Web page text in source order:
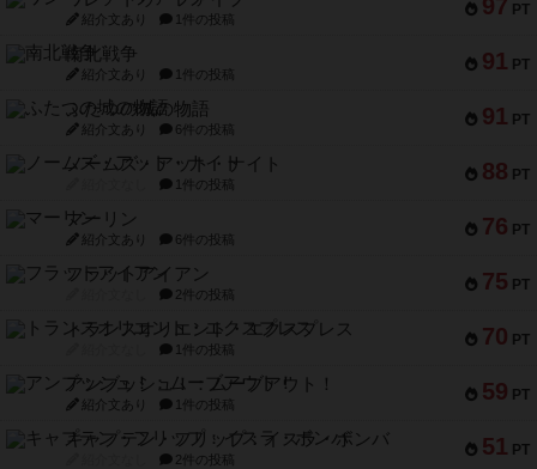
97 PT
紹介文あり 1件の投稿
91 PT
南北戦争
紹介文あり 1件の投稿
91 PT
ふたつの城の物語
紹介文あり 6件の投稿
88 PT
ノームズ・アット・ナイト
1件の投稿
76 PT
マーリン
紹介文あり 6件の投稿
75 PT
フラットアイアン
2件の投稿
70 PT
トランスオリエント・エクスプレス
1件の投稿
59 PT
アンブッシュ！：ムーブアウト！
紹介文あり 1件の投稿
51 PT
キャプテン・フリップ：イスラ・ボンバ
2件の投稿